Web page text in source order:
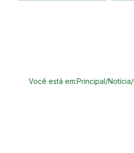
Você está em:Principal/Notícia/